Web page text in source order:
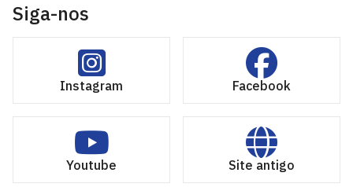
Siga-nos
Instagram Facebook
Youtube Site antigo